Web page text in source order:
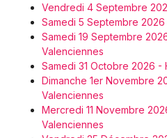
Vendredi 4 Septembre
Samedi 5 Septembre
Samedi 19 Septembre
Valenciennes
Samedi 31 Octobre 2026 -
Dimanche 1er Novembre
Valenciennes
Mercredi 11 Novembre
Valenciennes